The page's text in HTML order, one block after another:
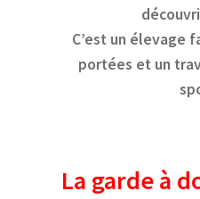
C’est un élevage
portées et un
La garde à